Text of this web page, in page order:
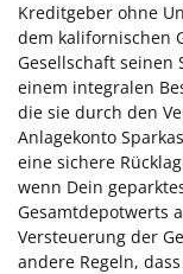
Kreditgeber ohne
dem kalifornischen
Gesellschaft
einem integralen
die sie durch den
Anlagekonto
eine sichere
wenn Dein
Gesamtdepotwerts
Versteuerung der
andere Regeln,